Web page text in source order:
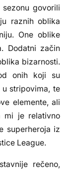
govorili
raznih oblika
One oblike
Dodatni začin
bizarnosti.
onih koji su
u stripovima, te
elemente, ali
mi je relativno
superheroja iz
League.
rečeno,